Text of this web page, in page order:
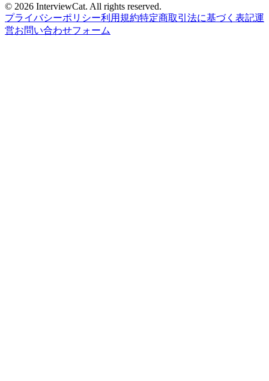
© 2026 InterviewCat. All rights reserved.
プライバシーポリシー利用規約特定商取引法に基づく表記運
営お問い合わせフォーム